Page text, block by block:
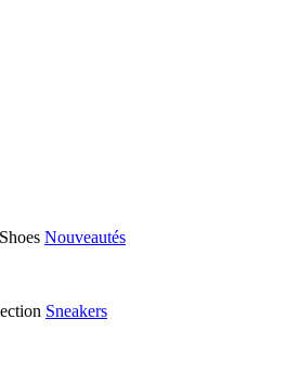
Nouveautés
Sneakers